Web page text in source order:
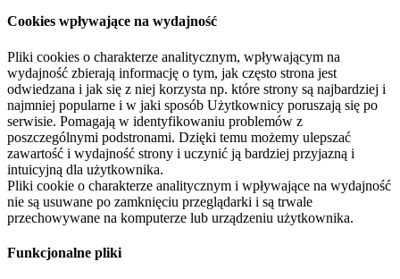
Cookies wpływające na wydajność
Pliki cookies o charakterze analitycznym, wpływającym na
wydajność zbierają informację o tym, jak często strona jest
odwiedzana i jak się z niej korzysta np. które strony są najbardziej i
najmniej popularne i w jaki sposób Użytkownicy poruszają się po
serwisie. Pomagają w identyfikowaniu problemów z
poszczególnymi podstronami. Dzięki temu możemy ulepszać
zawartość i wydajność strony i uczynić ją bardziej przyjazną i
intuicyjną dla użytkownika.
Pliki cookie o charakterze analitycznym i wpływające na wydajność
nie są usuwane po zamknięciu przeglądarki i są trwale
przechowywane na komputerze lub urządzeniu użytkownika.
Funkcjonalne pliki